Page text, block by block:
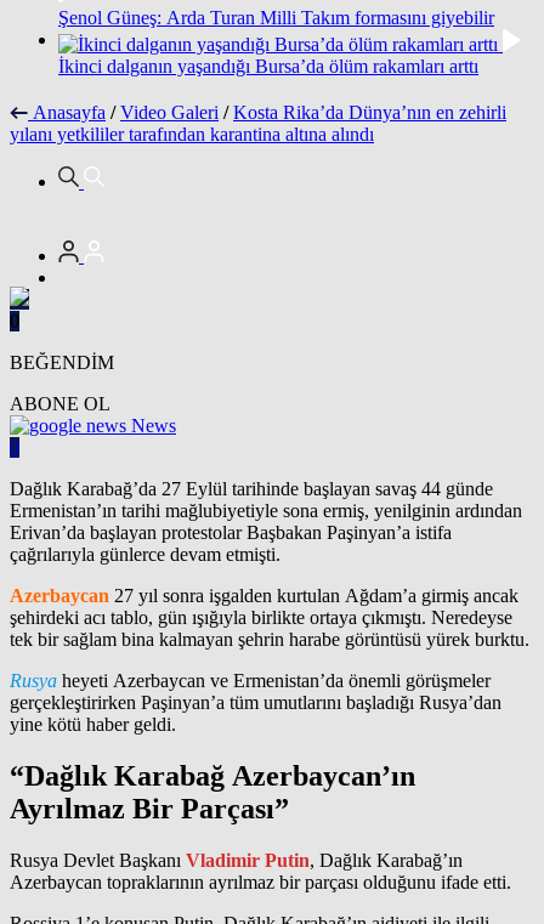
Şenol Güneş: Arda Turan Milli Takım formasını giyebilir
İkinci dalganın yaşandığı Bursa’da ölüm rakamları arttı
Anasayfa / Video Galeri / Kosta Rika’da Dünya’nın en zehirli
yılanı yetkililer tarafından karantina altına alındı
0
BEĞENDİM
ABONE OL
News
0
Dağlık Karabağ’da 27 Eylül tarihinde başlayan savaş 44 günde
Ermenistan’ın tarihi mağlubiyetiyle sona ermiş, yenilginin ardından
Erivan’da başlayan protestolar Başbakan Paşinyan’a istifa
çağrılarıyla günlerce devam etmişti.
Azerbaycan 27 yıl sonra işgalden kurtulan Ağdam’a girmiş ancak
şehirdeki acı tablo, gün ışığıyla birlikte ortaya çıkmıştı. Neredeyse
tek bir sağlam bina kalmayan şehrin harabe görüntüsü yürek burktu.
Rusya heyeti Azerbaycan ve Ermenistan’da önemli görüşmeler
gerçekleştirirken Paşinyan’a tüm umutlarını başladığı Rusya’dan
yine kötü haber geldi.
“Dağlık Karabağ Azerbaycan’ın
Ayrılmaz Bir Parçası”
Rusya Devlet Başkanı Vladimir Putin, Dağlık Karabağ’ın
Azerbaycan topraklarının ayrılmaz bir parçası olduğunu ifade etti.